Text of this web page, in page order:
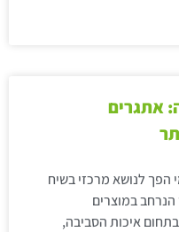
אתגרים
הפך לנושא מרכזי בשיח
הנרחב במוצרים
איכות הסביבה,